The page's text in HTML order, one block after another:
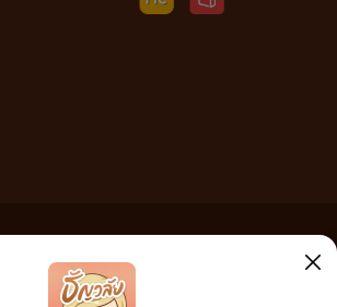
ม่ขอรับผิดชอบต่อข้อความใดๆ ทั้งสิ้น ดังนั้นผู้อ่านทุกท่านโปรดใช้
ตนเอง และหากท่านพบข้อความใดๆ ที่ขัดต่อกฎหมายและศีลธรรม